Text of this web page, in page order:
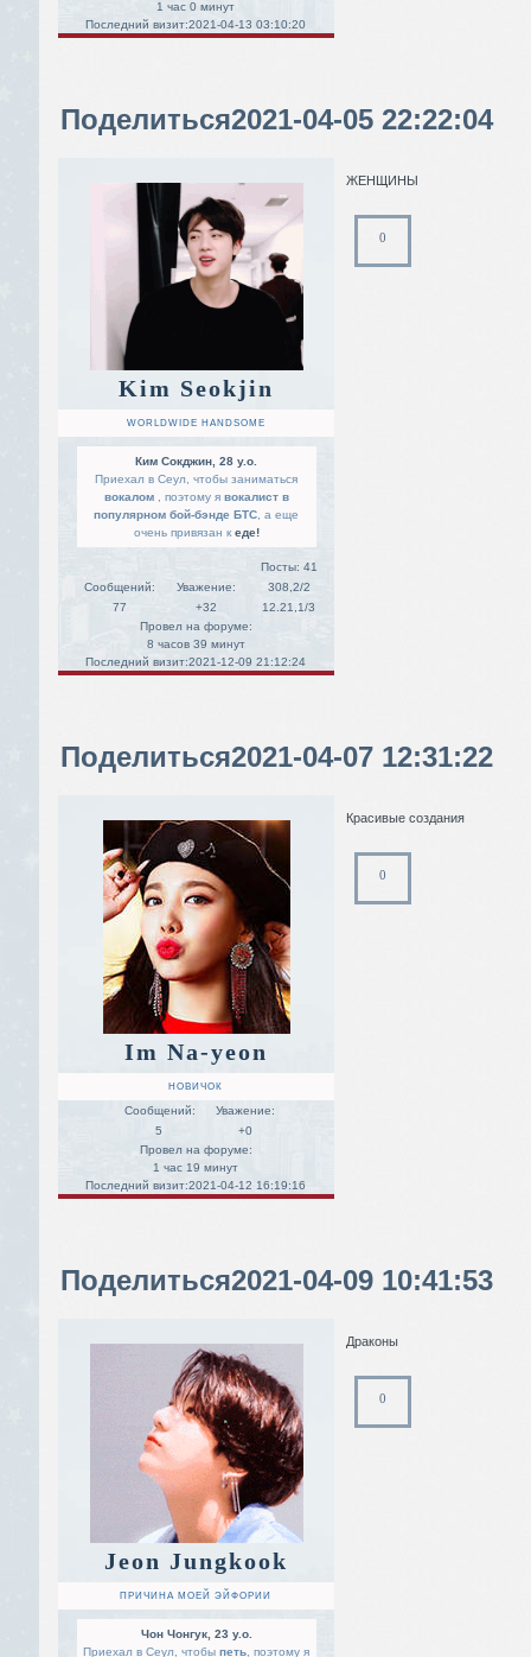
1 час 0 минут
Последний визит:2021-04-13 03:10:20
Поделиться2021-04-05 22:22:04
Kim Seokjin
WORLDWIDE HANDSOME
Ким Сокджин, 28 y.o.
Приехал в Сеул, чтобы заниматься
вокалом
, поэтому я вокалист в
популярном бой-бэнде БТС , а еще
очень привязан кеде!
Сообщений:
77
Уважение:
+32
Посты: 41
308,2/2
12.21,1/3
Провел на форуме:
8 часов 39 минут
Последний визит:2021-12-09 21:12:24
ЖЕНЩИНЫ
0
Поделиться2021-04-07 12:31:22
Im Na-yeon
НОВИЧОК
Сообщений:
5
Уважение:
+0
Провел на форуме:
1 час 19 минут
Последний визит:2021-04-12 16:19:16
Красивые создания
0
Поделиться2021-04-09 10:41:53
Jeon Jungkook
ПРИЧИНА МОЕЙ ЭЙФОРИИ
Чон Чонгук, 23 y.o.
Приехал в Сеул, чтобы петь , поэтому я
Драконы
0